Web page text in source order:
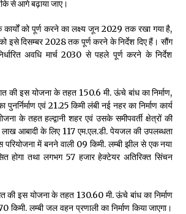
May 12, 2022
May 11, 2022
Of The Day 10 May
May 10, 2022
May 9, 2022
से आगे बढ़ाया जाए।
कार्यों को पूर्ण करने का लक्ष्य जून 2029 तक रखा गया है,
इसे दिसम्बर 2028 तक पूर्ण करने के निर्देश दिए हैं। सौंग
अवधि मार्च 2030 से पहले पूर्ण करने के निर्देश
की इस योजना के तहत 150.6 मी. ऊंचे बांध का निर्माण,
एवं 21.25 किमी लंबी नई नहर का निर्माण कार्य
के तहत हल्द्वानी शहर एवं उसके समीपवर्ती क्षेत्रों की
आबादी के लिए 117 एम.एल.डी. पेयजल की उपलब्धता
परियोजना में बनने वाली 09 किमी. लम्बी झील से एक नया
होगा तथा लगभग 57 हजार हेक्टेयर अतिरिक्त सिंचन
की इस योजना के तहत 130.60 मी. ऊंचे बांध का निर्माण
किमी. लम्बी जल वहन प्रणाली का निर्माण किया जाएगा।